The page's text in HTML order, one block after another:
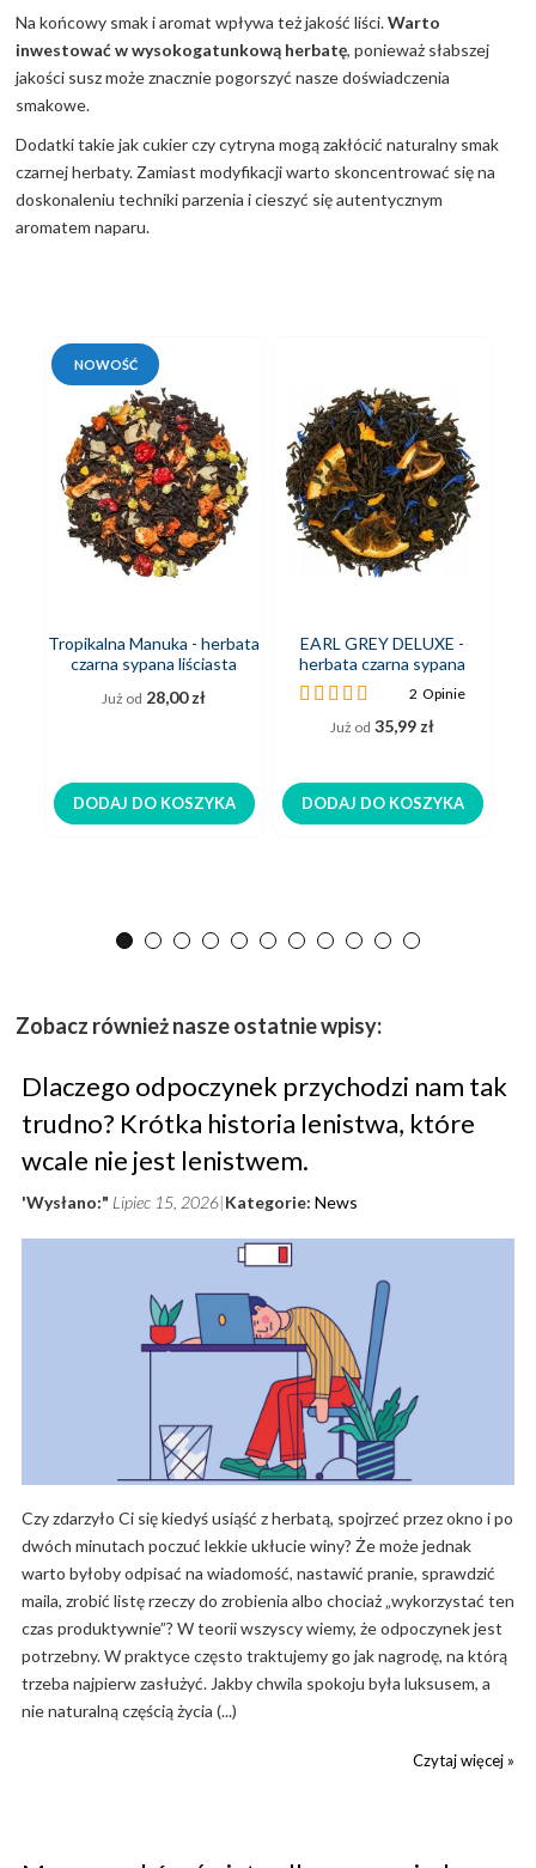
Na końcowy smak i aromat wpływa też jakość liści.Warto
inwestować w wysokogatunkową herbatę, ponieważ słabszej
jakości susz może znacznie pogorszyć nasze doświadczenia
smakowe.
Dodatki takie jak cukier czy cytryna mogą zakłócić naturalny smak
czarnej herbaty. Zamiast modyfikacji warto skoncentrować się na
doskonaleniu techniki parzenia i cieszyć się autentycznym
aromatem naparu.
NOWOŚĆ
Tropikalna Manuka - herbata
czarna sypana liściasta
Już od 28,00 zł
DODAJ DO KOSZYKA
EARL GREY DELUXE -
herbata czarna sypana
liściasta
Ocena:
2Opinie
Już od 35,99 zł
DODAJ DO KOSZYKA
Zobacz również nasze ostatnie wpisy:
Dlaczego odpoczynek przychodzi nam tak
trudno? Krótka historia lenistwa, które
wcale nie jest lenistwem.
'Wysłano:" Lipiec 15, 2026 Kategorie: News
Czy zdarzyło Ci się kiedyś usiąść z herbatą, spojrzeć przez okno i po
dwóch minutach poczuć lekkie ukłucie winy? Że może jednak
warto byłoby odpisać na wiadomość, nastawić pranie, sprawdzić
maila, zrobić listę rzeczy do zrobienia albo chociaż „wykorzystać ten
czas produktywnie”? W teorii wszyscy wiemy, że odpoczynek jest
potrzebny. W praktyce często traktujemy go jak nagrodę, na którą
trzeba najpierw zasłużyć. Jakby chwila spokoju była luksusem, a
nie naturalną częścią życia (...)
Czytaj więcej »